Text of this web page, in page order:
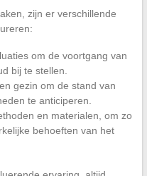
zijn er verschillende
om de voortgang van
bij te stellen.
gezin om de stand van
te anticiperen.
en materialen, om zo
behoeften van het